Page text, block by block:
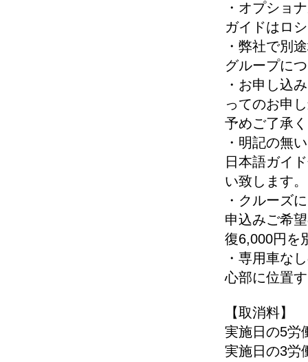
・オプショ
ガイドはロ
・弊社で別
グループに
・お申し込
ってのお申
予めご了承
・明記の無
日本語ガイ
い致します。
・クルーズ
申込みご希
復6,000円を
・専用車な
心部に位置
【取消料】
実施日の5
実施日の3労